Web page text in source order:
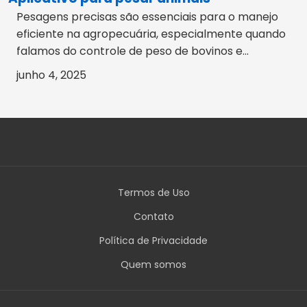
Pesagens precisas são essenciais para o manejo
eficiente na agropecuária, especialmente quando
falamos do controle de peso de bovinos e...
junho 4, 2025
Termos de Uso
Contato
Política de Privacidade
Quem somos